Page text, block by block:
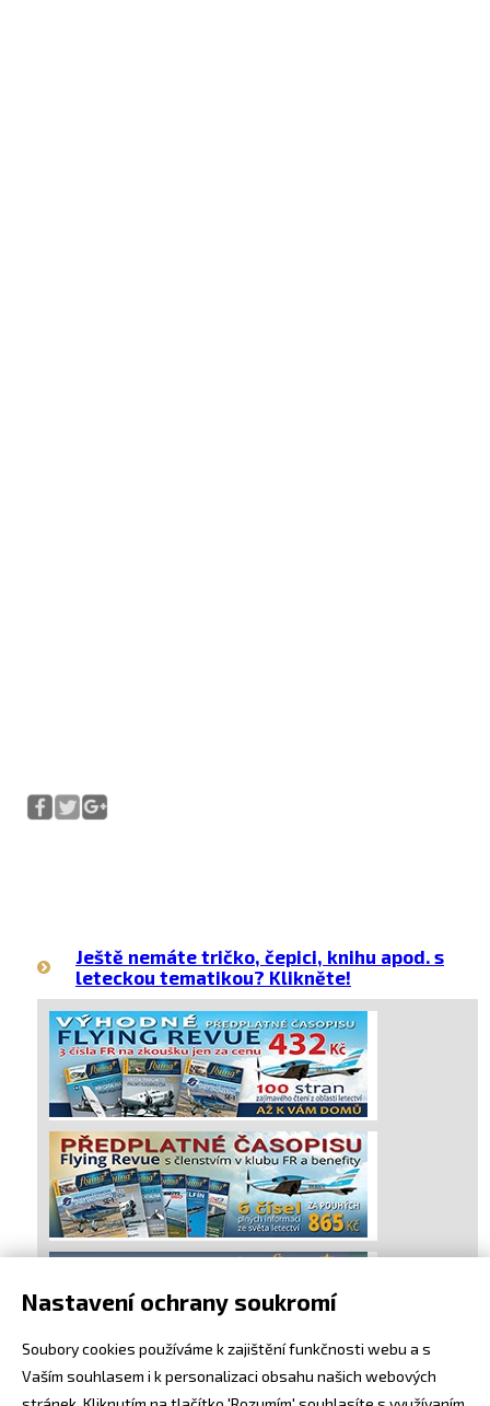
Ještě nemáte tričko, čepici, knihu apod. s
leteckou tematikou? Klikněte!
Nastavení ochrany soukromí
Soubory cookies používáme k zajištění funkčnosti webu a s
Vaším souhlasem i k personalizaci obsahu našich webových